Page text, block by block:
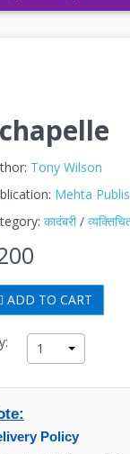
Tony Wilson
Mehta
कादंबरी/
ADD TO CART
1
Policy